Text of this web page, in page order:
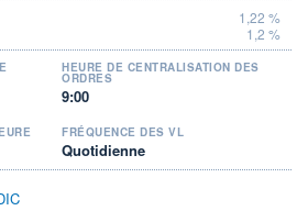
1,22 %
1,2 %
HEURE DE CENTRALISATION DES
ORDRES
9:00
FRÉQUENCE DES VL
Quotidienne